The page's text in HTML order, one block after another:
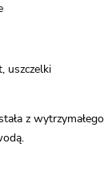
uszczelki
z